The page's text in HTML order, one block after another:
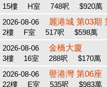
15樓 H室 748呎
$920萬
2026-08-06
麗港城 第03期
2樓 F室 517呎
$598萬
2026-08-06
金橋大廈
3樓 16室 288呎
$170萬
2026-08-06
譽港灣 第06座
22樓 E室 535呎 $983萬